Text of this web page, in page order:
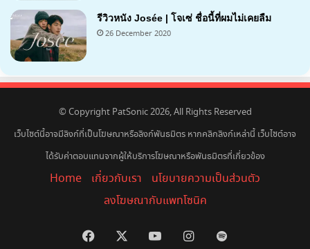
7.2
รีวิวหนัง Josée | โจเซ่ ชื่อนี้ที่ผมไม่เคยลืม
26 December 2020
© Copyright PatSonic 2026, All Rights Reserved
เว็บไซต์นี้อาจมีลิงก์ที่เป็นโฆษณาหรือลิงก์พันธมิตร หากคลิกลิงก์เหล่านี้ เว็บไซต์อาจ
ได้รับค่าตอบแทนจากผู้ให้บริการโฆษณาหรือพันธมิตรที่เกี่ยวข้อง
Home เกี่ยวกับเรา
นโยบายความเป็นส่วนตัว
ลงโฆษณากับแพทโซนิค
Facebook YouTubeInstagram
Spotify